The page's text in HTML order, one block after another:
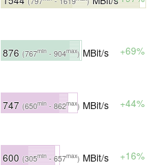
876 (767min - 904max) MBit/s +69%
747 (650min - 862max) MBit/s +44%
600 (305min- 657max) MBit/s +16%